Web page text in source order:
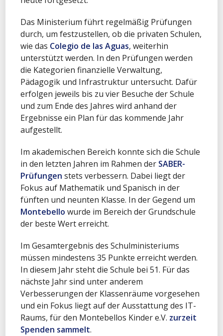
Das Ministerium führt regelmäßig Prüfungen
durch, um festzustellen, ob die privaten Schulen,
wie das Colegio de las Aguas, weiterhin
unterstützt werden. In den Prüfungen werden
die Kategorien finanzielle Verwaltung,
Pädagogik und Infrastruktur untersucht. Dafür
erfolgen jeweils bis zu vier Besuche der Schule
und zum Ende des Jahres wird anhand der
Ergebnisse ein Plan für das kommende Jahr
aufgestellt.
Im akademischen Bereich konnte sich die Schule
in den letzten Jahren im Rahmen der SABER-
Prüfungen stets verbessern. Dabei liegt der
Fokus auf Mathematik und Spanisch in der
fünften und neunten Klasse. In der Gegend um
Montebello wurde im Bereich der Grundschule
der beste Wert erreicht.
Im Gesamtergebnis des Schulministeriums
müssen mindestens 35 Punkte erreicht werden.
In diesem Jahr steht die Schule bei 51. Für das
nächste Jahr sind unter anderem
Verbesserungen der Klassenräume vorgesehen
und ein Fokus liegt auf der Ausstattung des IT-
Raums, für den Montebellos Kinder e.V. zurzeit
Spenden sammelt.